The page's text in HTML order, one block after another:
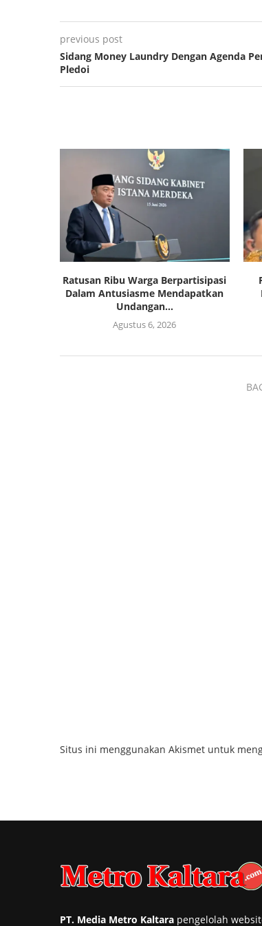
previous post
Sidang Money Laundry Dengan Agenda
Pledoi
Ratusan Ribu Warga Berpartisipasi
Dalam Antusiasme Mendapatkan
Undangan...
Agustus 6, 2026
Situs ini menggunakan Akismet untuk
PT. Media Metro Kaltara pengelolah